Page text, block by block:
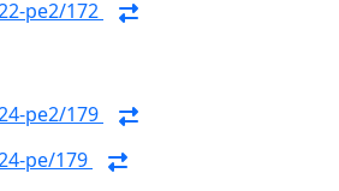
pe2/172
pe2/179
pe/179